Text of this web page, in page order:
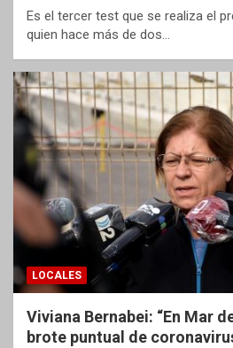
Es el tercer test que se realiza el
quien hace más de dos…
LOCALES
Viviana Bernabei: “En Mar
brote puntual de